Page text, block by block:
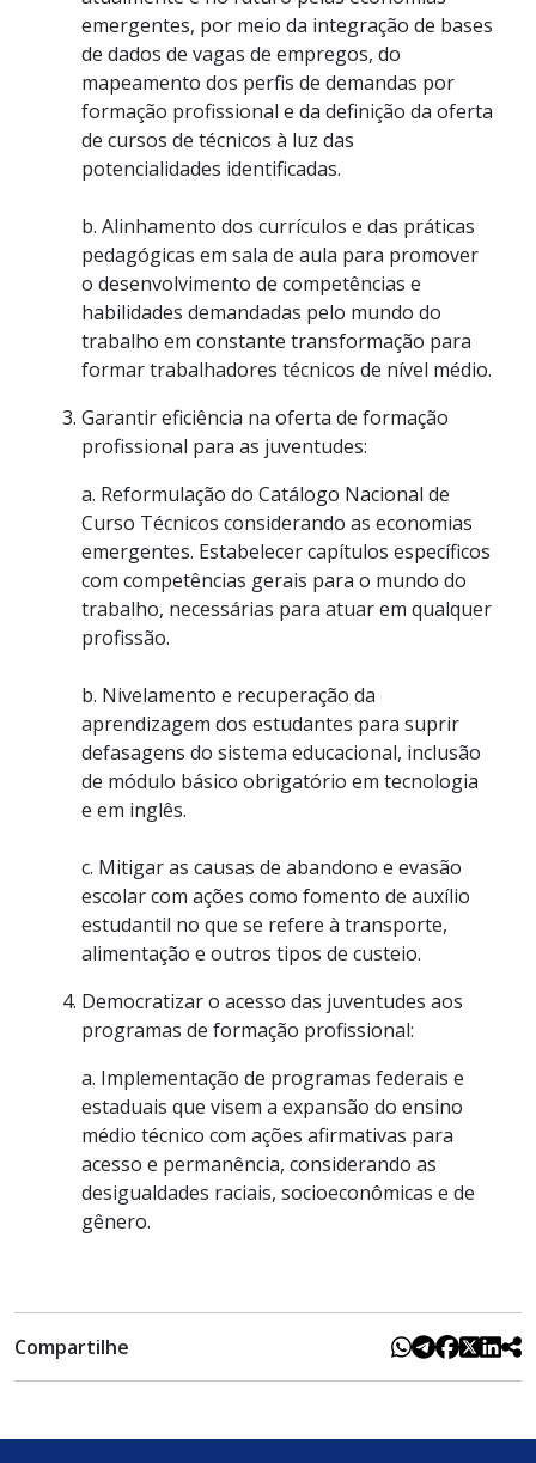
emergentes, por meio da integração de bases
de dados de vagas de empregos, do
mapeamento dos perfis de demandas por
formação profissional e da definição da oferta
de cursos de técnicos à luz das
potencialidades identificadas.
b. Alinhamento dos currículos e das práticas
pedagógicas em sala de aula para promover
o desenvolvimento de competências e
habilidades demandadas pelo mundo do
trabalho em constante transformação para
formar trabalhadores técnicos de nível médio.
Garantir eficiência na oferta de formação
profissional para as juventudes:
a. Reformulação do Catálogo Nacional de
Curso Técnicos considerando as economias
emergentes. Estabelecer capítulos específicos
com competências gerais para o mundo do
trabalho, necessárias para atuar em qualquer
profissão.
b. Nivelamento e recuperação da
aprendizagem dos estudantes para suprir
defasagens do sistema educacional, inclusão
de módulo básico obrigatório em tecnologia
e em inglês.
c. Mitigar as causas de abandono e evasão
escolar com ações como fomento de auxílio
estudantil no que se refere à transporte,
alimentação e outros tipos de custeio.
Democratizar o acesso das juventudes aos
programas de formação profissional:
a. Implementação de programas federais e
estaduais que visem a expansão do ensino
médio técnico com ações afirmativas para
acesso e permanência, considerando as
desigualdades raciais, socioeconômicas e de
gênero.
Compartilhe